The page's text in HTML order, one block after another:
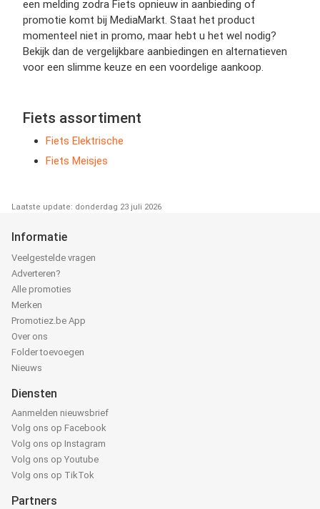
een melding zodra Fiets opnieuw in aanbieding of
promotie komt bij MediaMarkt. Staat het product
momenteel niet in promo, maar hebt u het wel nodig?
Bekijk dan de vergelijkbare aanbiedingen en alternatieven
voor een slimme keuze en een voordelige aankoop.
Fiets assortiment
Fiets Elektrische
Fiets Meisjes
Laatste update: donderdag 23 juli 2026
Informatie
Veelgestelde vragen
Adverteren?
Alle promoties
Merken
Promotiez.be App
Over ons
Folder toevoegen
Nieuws
Diensten
Aanmelden nieuwsbrief
Volg ons op Facebook
Volg ons op Instagram
Volg ons op Youtube
Volg ons op TikTok
Partners